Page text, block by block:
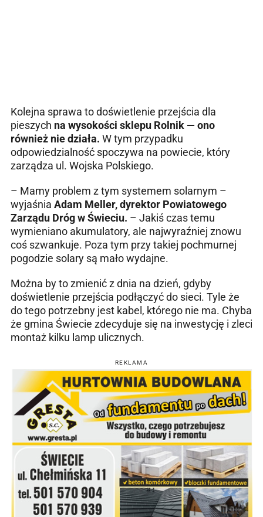
Kolejna sprawa to doświetlenie przejścia dla
pieszych na wysokości sklepu Rolnik — ono
również nie działa. W tym przypadku
odpowiedzialność spoczywa na powiecie, który
zarządza ul. Wojska Polskiego.
– Mamy problem z tym systemem solarnym –
wyjaśnia Adam Meller, dyrektor Powiatowego
Zarządu Dróg w Świeciu. – Jakiś czas temu
wymieniano akumulatory, ale najwyraźniej znowu
coś szwankuje. Poza tym przy takiej pochmurnej
pogodzie solary są mało wydajne.
Można by to zmienić z dnia na dzień, gdyby
doświetlenie przejścia podłączyć do sieci. Tyle że
do tego potrzebny jest kabel, którego nie ma. Chyba
że gmina Świecie zdecyduje się na inwestycję i zleci
montaż kilku lamp ulicznych.
REKLAMA